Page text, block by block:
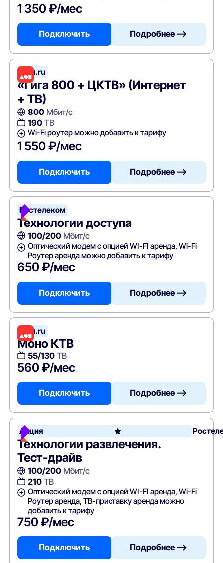
1 350 ₽/мес
Подключить Подробнее —>
Дом.ru
«Гига 800 + ЦКТВ» (Интернет
+ ТВ)
800Мбит/с
190ТВ
Wi-Fi роутер можно добавить к тарифу
1 550 ₽/мес
Подключить Подробнее —>
Ростелеком
Технологии доступа
100/200Мбит/с
Оптический модем с опцией WI-FI аренда, Wi-Fi
Роутер аренда можно добавить к тарифу
650 ₽/мес
Подключить Подробнее —>
Дом.ru
Моно КТВ
55/130ТВ
560 ₽/мес
Подключить Подробнее —>
Акция
Технологии развлечения.
Тест-драйв
100/200Мбит/с
210ТВ
Оптический модем с опцией WI-FI аренда, Wi-Fi
Роутер аренда, ТВ-приставку аренда можно
добавить к тарифу
750 ₽/мес
Подключить Подробнее —>